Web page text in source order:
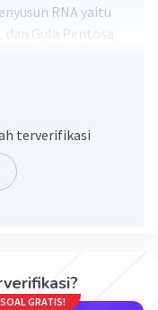
RNA yaitu
Gula Pentosa
terverifikasi
GRATIS!